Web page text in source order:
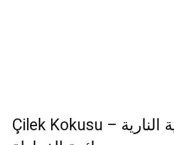
Çilek Kokusu – الحميمية النارية |